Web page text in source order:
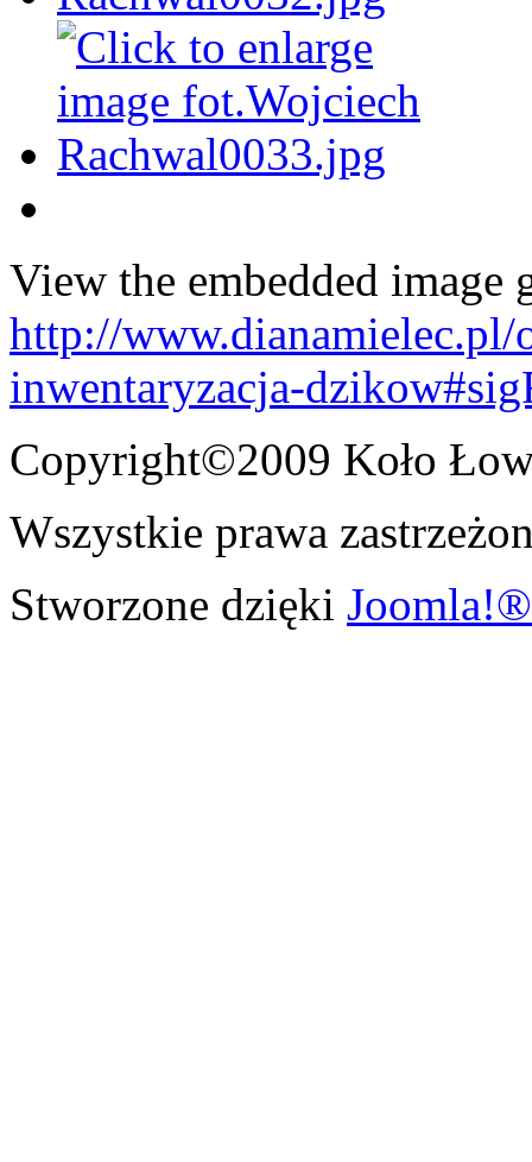
View the embedded image
http://
inwentaryzacja-
Copyright©2009 Koło
Wszystkie prawa
Stworzone dzięki Joomla!®